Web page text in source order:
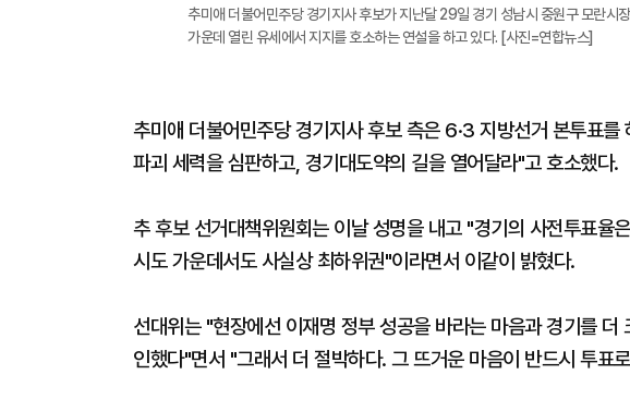
추미애 더불어민주당 경기지사 후보가 지난달 29일 경기 성남시 중원구 모란시
가운데 열린 유세에서 지지를 호소하는 연설을 하고 있다. [사진=연합뉴스]
추미애 더불어민주당 경기지사 후보 측은 6·3 지방선거 본투표
파괴 세력을 심판하고, 경기대도약의 길을 열어달라"고 호소했다.
추 후보 선거대책위원회는 이날 성명을 내고 "경기의 사전투표
시도 가운데서도 사실상 최하위권"이라면서 이같이 밝혔다.
선대위는 "현장에선 이재명 정부 성공을 바라는 마음과 경기를
인했다"면서 "그래서 더 절박하다. 그 뜨거운 마음이 반드시 투표